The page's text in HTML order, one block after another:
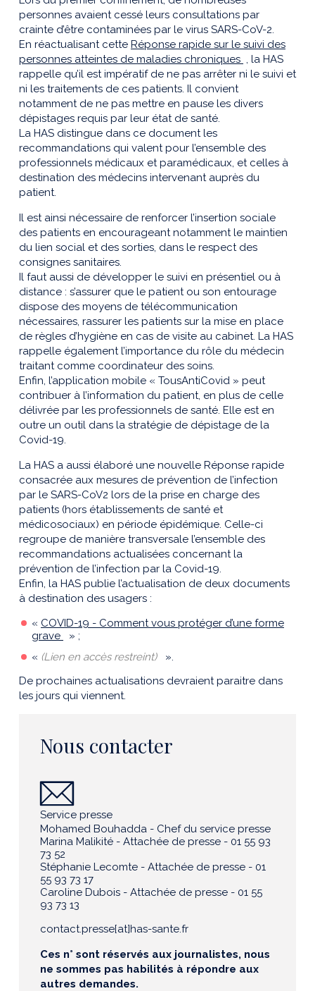
personnes avaient cessé leurs consultations par
crainte d’être contaminées par le virus SARS-CoV-2.
En réactualisant cette Réponse rapide sur le suivi des
personnes atteintes de maladies chroniques , la HAS
rappelle qu’il est impératif de ne pas arrêter ni le suivi et
ni les traitements de ces patients. Il convient
notamment de ne pas mettre en pause les divers
dépistages requis par leur état de santé.
La HAS distingue dans ce document les
recommandations qui valent pour l’ensemble des
professionnels médicaux et paramédicaux, et celles à
destination des médecins intervenant auprès du
patient.
Il est ainsi nécessaire de renforcer l’insertion sociale
des patients en encourageant notamment le maintien
du lien social et des sorties, dans le respect des
consignes sanitaires.
Il faut aussi de développer le suivi en présentiel ou à
distance : s’assurer que le patient ou son entourage
dispose des moyens de télécommunication
nécessaires, rassurer les patients sur la mise en place
de règles d’hygiène en cas de visite au cabinet. La HAS
rappelle également l’importance du rôle du médecin
traitant comme coordinateur des soins.
Enfin, l’application mobile « TousAntiCovid » peut
contribuer à l’information du patient, en plus de celle
délivrée par les professionnels de santé. Elle est en
outre un outil dans la stratégie de dépistage de la
Covid-19.
La HAS a aussi élaboré une nouvelle Réponse rapide
consacrée aux mesures de prévention de l’infection
par le SARS-CoV2 lors de la prise en charge des
patients (hors établissements de santé et
médicosociaux) en période épidémique. Celle-ci
regroupe de manière transversale l’ensemble des
recommandations actualisées concernant la
prévention de l’infection par la Covid-19.
Enfin, la HAS publie l’actualisation de deux documents
à destination des usagers :
« COVID-19 - Comment vous protéger d’une forme
grave
» ;
« (Lien en accès restreint)
».
De prochaines actualisations devraient paraitre dans
les jours qui viennent.
Nous contacter
Service presse
Mohamed Bouhadda - Chef du service presse
Marina Malikité - Attachée de presse - 01 55 93
73 52
Stéphanie Lecomte - Attachée de presse - 01
55 93 73 17
Caroline Dubois - Attachée de presse - 01 55
93 73 13
contact.presse[at]has-sante.fr
Ces n° sont réservés aux journalistes, nous
ne sommes pas habilités à répondre aux
autres demandes.